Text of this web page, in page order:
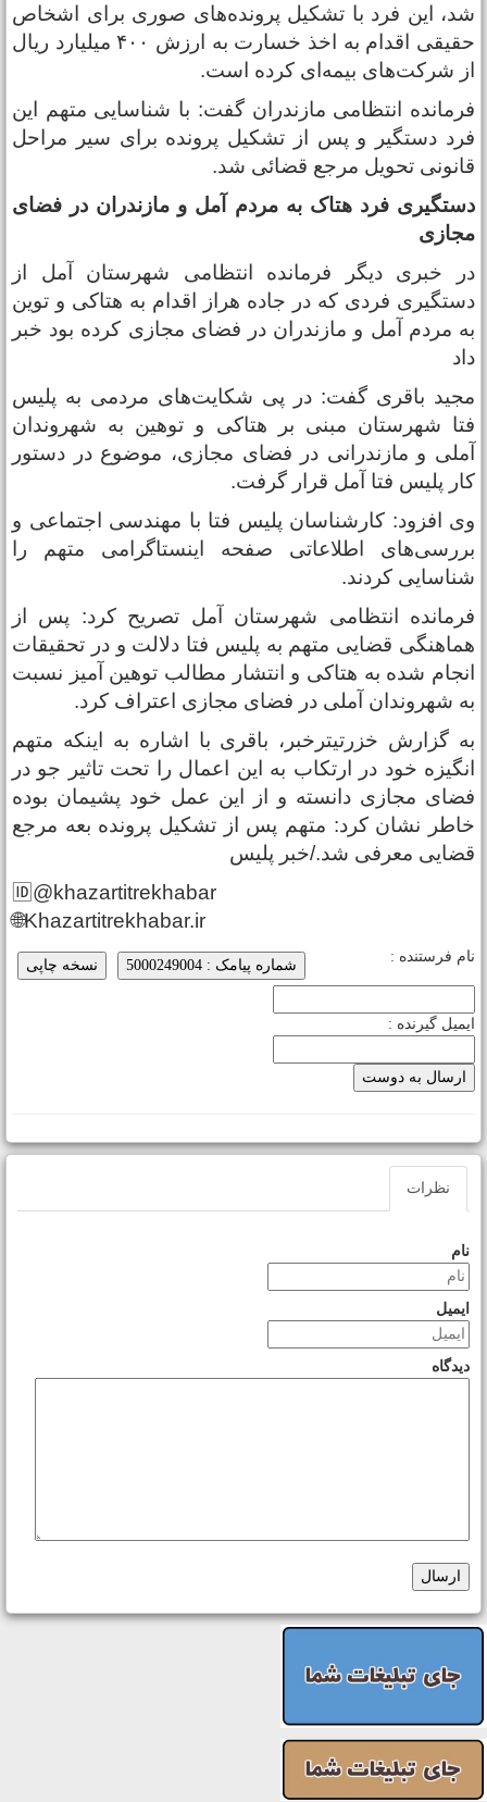
این فرد با تشکیل پرونده‌های صوری برای اشخاص
حقیقی اقدام به اخذ خسارت به ارزش ۴۰۰ میلیارد ریال
شرکت‌های بیمه‌ای کرده است.
انتظامی مازندران گفت: با شناسایی متهم این
دستگیر و پس از تشکیل پرونده برای سیر مراحل
تحویل مرجع قضائی شد.
فرد هتاک به مردم آمل و مازندران در فضای
خبری دیگر فرمانده انتظامی شهرستان آمل از
فردی که در جاده هراز اقدام به هتاکی و توین
مردم آمل و مازندران در فضای مجازی کرده بود خبر
باقری گفت: در پی شکایت‌های مردمی به پلیس
شهرستان مبنی بر هتاکی و توهین به شهروندان
و مازندرانی در فضای مجازی، موضوع در دستور
پلیس فتا آمل قرار گرفت.
افزود: کارشناسان پلیس فتا با مهندسی اجتماعی و
اطلاعاتی صفحه اینستاگرامی متهم را
کردند.
انتظامی شهرستان آمل تصریح کرد: پس از
قضایی متهم به پلیس فتا دلالت و در تحقیقات
شده به هتاکی و انتشار مطالب توهین آمیز نسبت
شهروندان آملی در فضای مجازی اعتراف کرد.
گزارش خزرتیترخبر، باقری با اشاره به اینکه متهم
خود در ارتکاب به این اعمال را تحت تاثیر جو در
مجازی دانسته و از این عمل خود پشیمان بوده
نشان کرد: متهم پس از تشکیل پرونده بعه مرجع
معرفی شد./خبر پلیس
🆔@khazartitrekhabar
🌐Khazartitrekhabar.ir
نسخه چاپی شماره پیامک : 5000249004
فرستنده :
گیرنده :
نظرات
نام
ایمیل
دیدگاه
ارسال